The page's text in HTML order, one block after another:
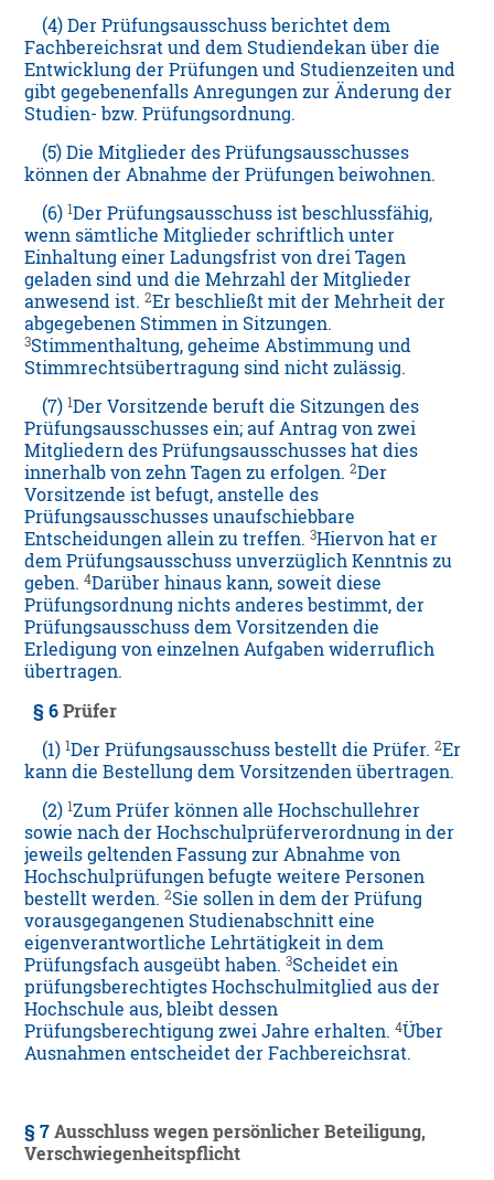
(4) Der Prüfungsausschuss berichtet dem
Fachbereichsrat und dem Studiendekan über die
Entwicklung der Prüfungen und Studienzeiten und
gibt gegebenenfalls Anregungen zur Änderung der
Studien- bzw. Prüfungsordnung.
(5) Die Mitglieder des Prüfungsausschusses
können der Abnahme der Prüfungen beiwohnen.
(6)1Der Prüfungsausschuss ist beschlussfähig,
wenn sämtliche Mitglieder schriftlich unter
Einhaltung einer Ladungsfrist von drei Tagen
geladen sind und die Mehrzahl der Mitglieder
anwesend ist.2Er beschließt mit der Mehrheit der
abgegebenen Stimmen in Sitzungen.
3Stimmenthaltung, geheime Abstimmung und
Stimmrechtsübertragung sind nicht zulässig.
(7)1Der Vorsitzende beruft die Sitzungen des
Prüfungsausschusses ein; auf Antrag von zwei
Mitgliedern des Prüfungsausschusses hat dies
innerhalb von zehn Tagen zu erfolgen.2Der
Vorsitzende ist befugt, anstelle des
Prüfungsausschusses unaufschiebbare
Entscheidungen allein zu treffen.3Hiervon hat er
dem Prüfungsausschuss unverzüglich Kenntnis zu
geben.4Darüber hinaus kann, soweit diese
Prüfungsordnung nichts anderes bestimmt, der
Prüfungsausschuss dem Vorsitzenden die
Erledigung von einzelnen Aufgaben widerruflich
übertragen.
§ 6 Prüfer
(1)1Der Prüfungsausschuss bestellt die Prüfer.2Er
kann die Bestellung dem Vorsitzenden übertragen.
(2)1Zum Prüfer können alle Hochschullehrer
sowie nach der Hochschulprüferverordnung in der
jeweils geltenden Fassung zur Abnahme von
Hochschulprüfungen befugte weitere Personen
bestellt werden.2Sie sollen in dem der Prüfung
vorausgegangenen Studienabschnitt eine
eigenverantwortliche Lehrtätigkeit in dem
Prüfungsfach ausgeübt haben.3Scheidet ein
prüfungsberechtigtes Hochschulmitglied aus der
Hochschule aus, bleibt dessen
Prüfungsberechtigung zwei Jahre erhalten.4Über
Ausnahmen entscheidet der Fachbereichsrat.
§ 7 Ausschluss wegen persönlicher Beteiligung,
Verschwiegenheitspflicht